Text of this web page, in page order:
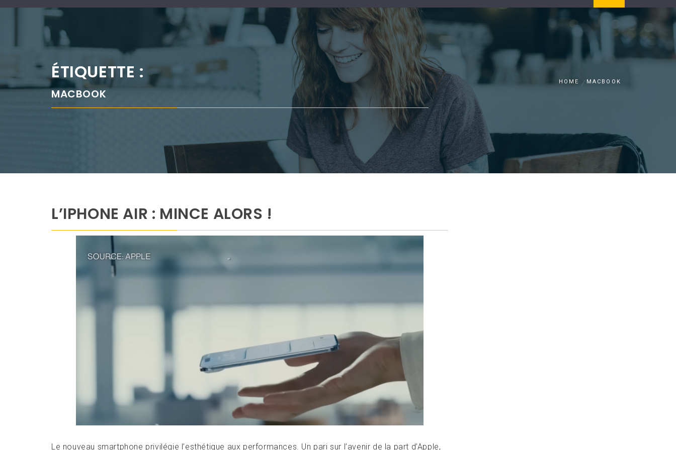
ÉTIQUETTE :
MACBOOK
HOME MACBOOK
L’IPHONE AIR : MINCE ALORS !
Le nouveau smartphone privilégie l’esthétique aux performances. Un pari sur l’avenir de la part d’Apple,